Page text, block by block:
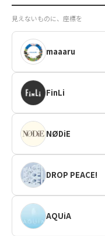
見えないものに、座標を
maaaru
FinLi
NØDiE
DROP PEACE!
AQUiA